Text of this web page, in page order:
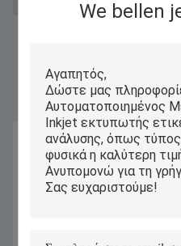
We bellen
εκτυπωτής inkjet γραμμικού κώδικα
Παρόμοια